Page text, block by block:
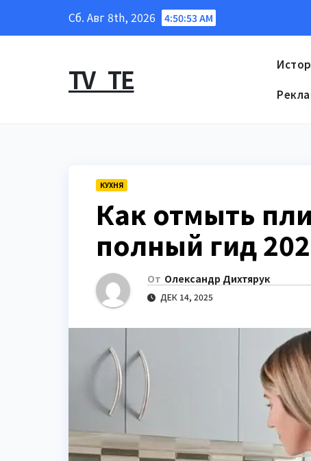
Сб. Авг 8th, 2026 4:50:54 AM
TV_TE
КУХНЯ
Как отмыть
полный гид
От Олександр Дихтярук
ДЕК 14, 2025